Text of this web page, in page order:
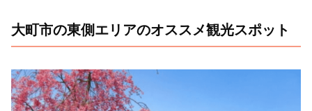
大町市の東側エリアのオススメ観光スポット